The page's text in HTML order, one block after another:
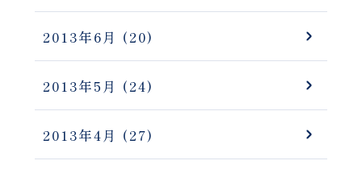
2013年6月 (20)
2013年5月 (24)
2013年4月 (27)